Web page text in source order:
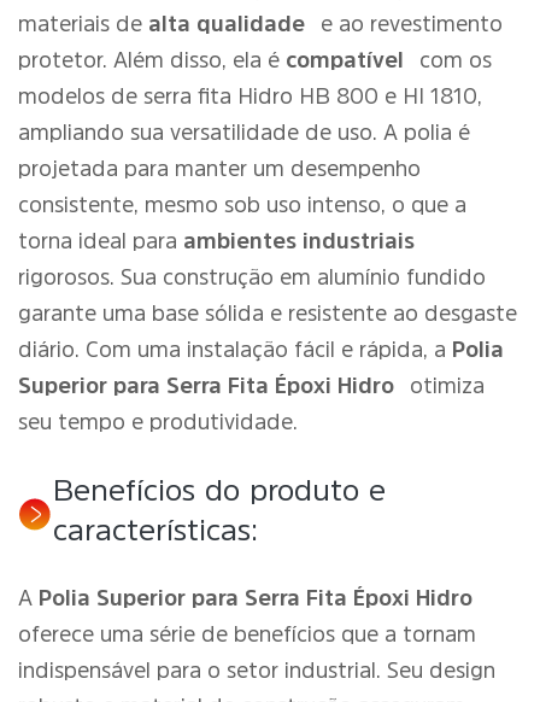
materiais de alta qualidade
e ao revestimento
protetor. Além disso, ela é compatível
com os
modelos de serra fita Hidro HB 800 e HI 1810,
ampliando sua versatilidade de uso. A polia é
projetada para manter um desempenho
consistente, mesmo sob uso intenso, o que a
torna ideal para ambientes industriais
rigorosos. Sua construção em alumínio fundido
garante uma base sólida e resistente ao desgaste
diário. Com uma instalação fácil e rápida, a Polia
Superior para Serra Fita Époxi Hidro
otimiza
seu tempo e produtividade.
Benefícios do produto e
características:
A Polia Superior para Serra Fita Époxi Hidro
oferece uma série de benefícios que a tornam
indispensável para o setor industrial. Seu design